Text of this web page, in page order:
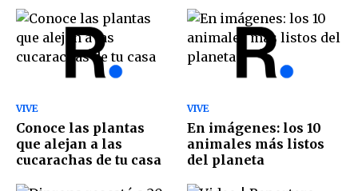
VIVE
Conoce las plantas
que alejan a las
cucarachas de tu casa
VIVE
En imágenes: los 10
animales más listos
del planeta